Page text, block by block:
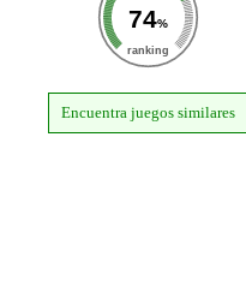
74%
ranking
Encuentra juegos similares